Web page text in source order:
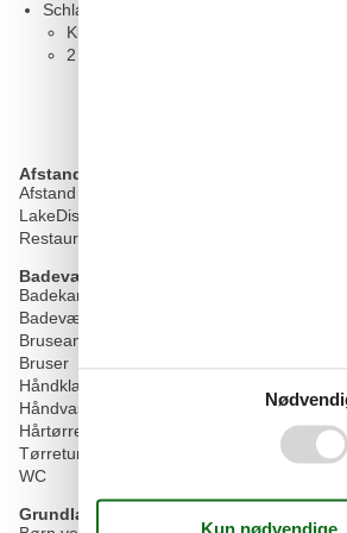
Schlafzimmer, 2 Personen
Kleiderschrank
2 x Einzelbett (Offenes Fußteil)
Afstand
Afstand indkøb
LakeDistance
Restaurant afstand
Badeværelse
Badekar
Badeværelse vindue
Bruseantal
Bruser
Håndklæder
Håndvask
Hårtørrer
Tørretumbler
WC
Grundlæggende